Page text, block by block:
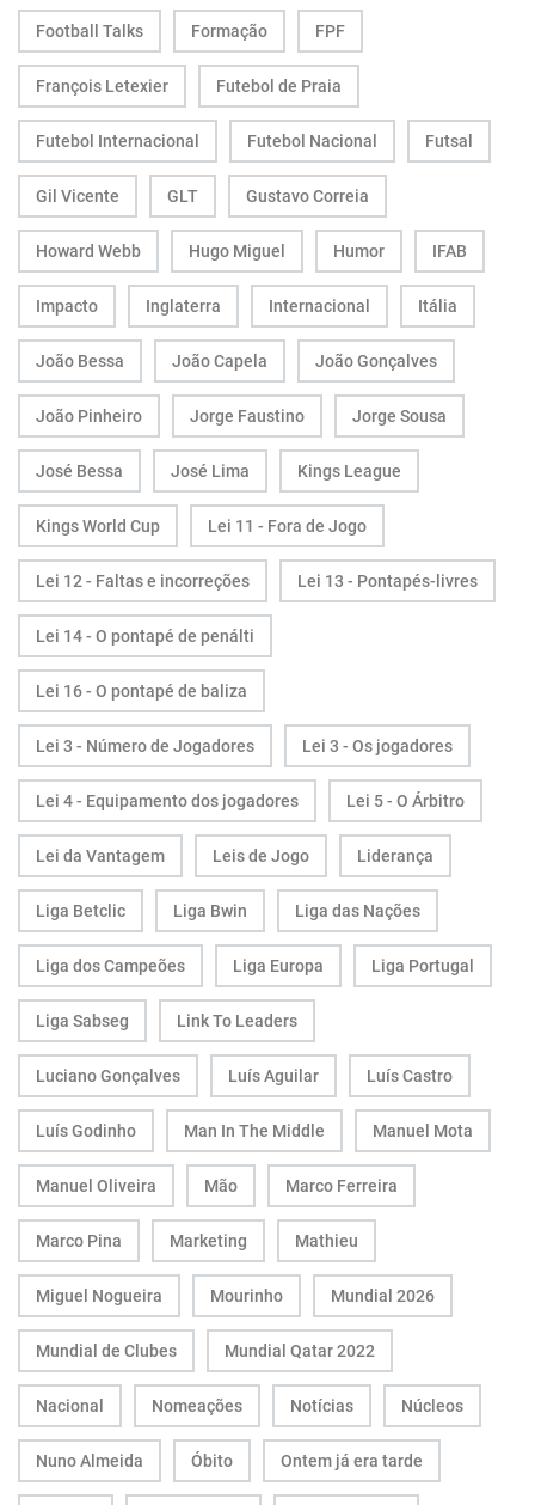
Football Talks Formação FPF
François Letexier Futebol de Praia
Futebol Internacional Futebol Nacional Futsal
Gil Vicente GLT Gustavo Correia
Howard Webb Hugo Miguel Humor IFAB
Impacto Inglaterra Internacional Itália
João Bessa João Capela João Gonçalves
João Pinheiro Jorge Faustino Jorge Sousa
José Bessa José Lima Kings League
Kings World Cup Lei 11 - Fora de Jogo
Lei 12 - Faltas e incorreções Lei 13 - Pontapés-livres
Lei 14 - O pontapé de penálti
Lei 16 - O pontapé de baliza
Lei 3 - Número de Jogadores Lei 3 - Os jogadores
Lei 4 - Equipamento dos jogadores Lei 5 - O Árbitro
Lei da Vantagem Leis de Jogo Liderança
Liga Betclic Liga Bwin Liga das Nações
Liga dos Campeões Liga Europa Liga Portugal
Liga Sabseg Link To Leaders
Luciano Gonçalves Luís Aguilar Luís Castro
Luís Godinho Man In The Middle Manuel Mota
Manuel Oliveira Mão Marco Ferreira
Marco Pina Marketing Mathieu
Miguel Nogueira Mourinho Mundial 2026
Mundial de Clubes Mundial Qatar 2022
Nacional Nomeações Notícias Núcleos
Nuno Almeida Óbito Ontem já era tarde